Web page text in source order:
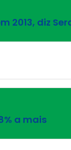
2013, diz
a mais